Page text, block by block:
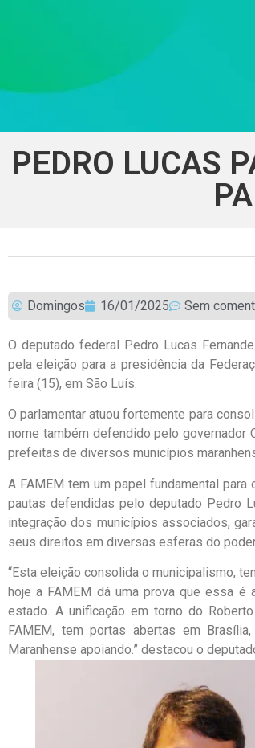
PEDRO LUCAS
Domingos 16/01/2025 Sem
O deputado federal Pedro Lucas
pela eleição para a presidência da
feira (15), em São Luís.
O parlamentar atuou fortemente para
nome também defendido pelo governador
prefeitas de diversos municípios
A FAMEM tem um papel fundamental
pautas defendidas pelo deputado Pedro
integração dos municípios associados,
seus direitos em diversas esferas do
“Esta eleição consolida o municipalismo,
hoje a FAMEM dá uma prova que essa
estado. A unificação em torno do
FAMEM, tem portas abertas em
Maranhense apoiando.” destacou o